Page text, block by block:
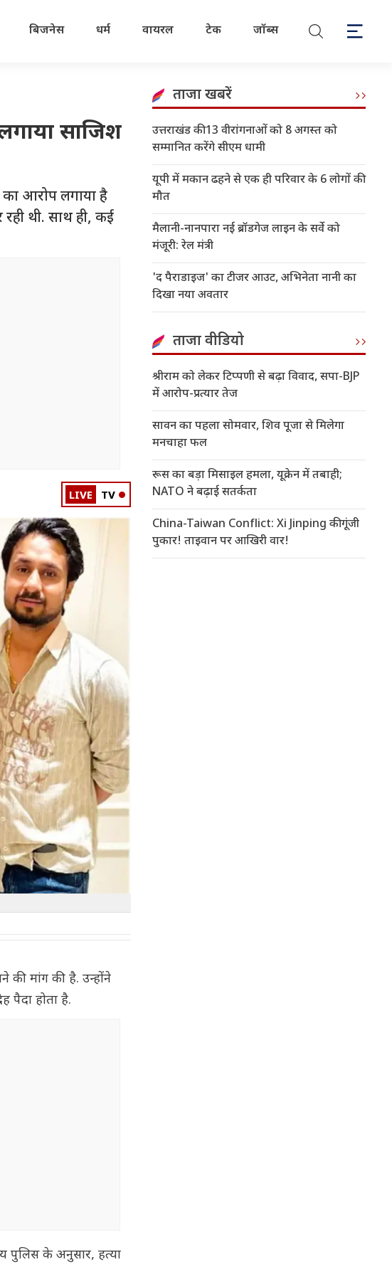
बिजनेस धर्म वायरल टेक जॉब्स
साजिश
का आरोप लगाया है
थी. साथ ही, कई
LIVE TV
की मांग की है. उन्होंने
पैदा होता है.
पुलिस के अनुसार, हत्या
ताजा खबरें
उत्तराखंड की 13 वीरांगनाओं को 8 अगस्त को
सम्मानित करेंगे सीएम धामी
यूपी में मकान ढहने से एक ही परिवार के 6 लोगों की
मौत
मैलानी-नानपारा नई ब्रॉडगेज लाइन के सर्वे को
मंजूरी: रेल मंत्री
'द पैराडाइज' का टीजर आउट, अभिनेता नानी का
दिखा नया अवतार
ताजा वीडियो
श्रीराम को लेकर टिप्पणी से बढ़ा विवाद, सपा-BJP
में आरोप-प्रत्यार तेज
सावन का पहला सोमवार, शिव पूजा से मिलेगा
मनचाहा फल
रूस का बड़ा मिसाइल हमला, यूक्रेन में तबाही;
NATO ने बढ़ाई सतर्कता
China-Taiwan Conflict: Xi Jinping की गूंजी
पुकार! ताइवान पर आखिरी वार!